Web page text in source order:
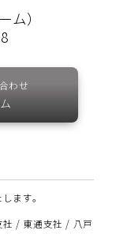
ム）
わせ
ます。
/ 東通支社 / 八戸